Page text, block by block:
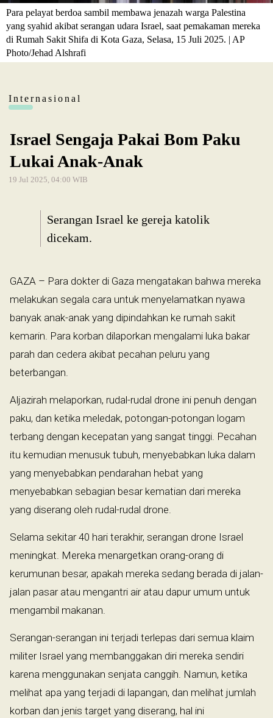
Para pelayat berdoa sambil membawa jenazah warga Palestina
yang syahid akibat serangan udara Israel, saat pemakaman mereka
di Rumah Sakit Shifa di Kota Gaza, Selasa, 15 Juli 2025. | AP
Photo/Jehad Alshrafi
Internasional
Israel Sengaja Pakai Bom Paku
Lukai Anak-Anak
19 Jul 2025, 04:00 WIB
Serangan Israel ke gereja katolik
dicekam.
GAZA – Para dokter di Gaza mengatakan bahwa mereka
melakukan segala cara untuk menyelamatkan nyawa
banyak anak-anak yang dipindahkan ke rumah sakit
kemarin. Para korban dilaporkan mengalami luka bakar
parah dan cedera akibat pecahan peluru yang
beterbangan.
Aljazirah melaporkan, rudal-rudal drone ini penuh dengan
paku, dan ketika meledak, potongan-potongan logam
terbang dengan kecepatan yang sangat tinggi. Pecahan
itu kemudian menusuk tubuh, menyebabkan luka dalam
yang menyebabkan pendarahan hebat yang
menyebabkan sebagian besar kematian dari mereka
yang diserang oleh rudal-rudal drone.
Selama sekitar 40 hari terakhir, serangan drone Israel
meningkat. Mereka menargetkan orang-orang di
kerumunan besar, apakah mereka sedang berada di jalan-
jalan pasar atau mengantri air atau dapur umum untuk
mengambil makanan.
Serangan-serangan ini terjadi terlepas dari semua klaim
militer Israel yang membanggakan diri mereka sendiri
karena menggunakan senjata canggih. Namun, ketika
melihat apa yang terjadi di lapangan, dan melihat jumlah
korban dan jenis target yang diserang, hal ini